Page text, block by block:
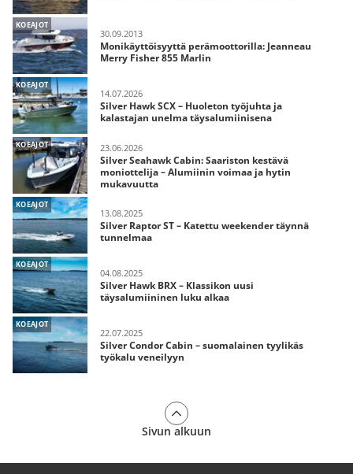
KOEAJOT
30.09.2013
Monikäyttöisyyttä perämoottorilla: Jeanneau
Merry Fisher 855 Marlin
KOEAJOT
14.07.2026
Silver Hawk SCX – Huoleton työjuhta ja
kalastajan unelma täysalumiinisena
KOEAJOT 23.06.2026
Silver Seahawk Cabin: Saariston kestävä
moniottelija – Alumiinin voimaa ja hytin
mukavuutta
KOEAJOT
13.08.2025
Silver Raptor ST – Katettu weekender täynnä
tunnelmaa
KOEAJOT
04.08.2025
Silver Hawk BRX – Klassikon uusi
täysalumiininen luku alkaa
KOEAJOT
22.07.2025
Silver Condor Cabin – suomalainen tyylikäs
työkalu veneilyyn
Sivun alkuun